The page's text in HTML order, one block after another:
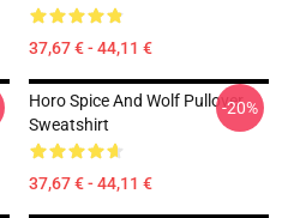
37,67 € - 44,11 €
Horo Spice And Wolf Pullover
Sweatshirt
37,67 € - 44,11 €
-20%